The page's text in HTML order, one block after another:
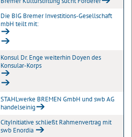
Die BIG Bremer Investitions-Gesellschaft
mbH teilt mit:
Konsul Dr. Enge weiterhin Doyen des
Konsular-Korps
STAHLwerke BREMEN GmbH und swb AG
handelseinig
CityInitiative schließt Rahmenvertrag mit
swb Enordia